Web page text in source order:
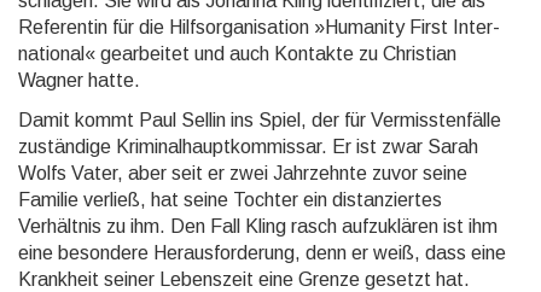
Referentin für die Hilfs­organi­sation »Humanity First Inter­
national« gearbeitet und auch Kontakte zu Christian
Wagner hatte.
Damit kommt Paul Sellin ins Spiel, der für Vermisstenfälle
zuständige Kriminal­haupt­kommis­sar. Er ist zwar Sarah
Wolfs Vater, aber seit er zwei Jahrzehnte zuvor seine
Familie verließ, hat seine Tochter ein distan­ziertes
Verhältnis zu ihm. Den Fall Kling rasch aufzuklären ist ihm
eine besondere Heraus­forde­rung, denn er weiß, dass eine
Krankheit seiner Lebenszeit eine Grenze gesetzt hat.